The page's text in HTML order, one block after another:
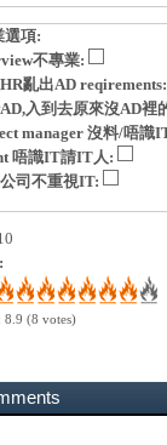
選項:
不專業:
亂出AD
入到去原來沒AD裡
manager 沒料/唔識
唔識IT請IT人:
司不重視IT:
8.9 (8 votes)